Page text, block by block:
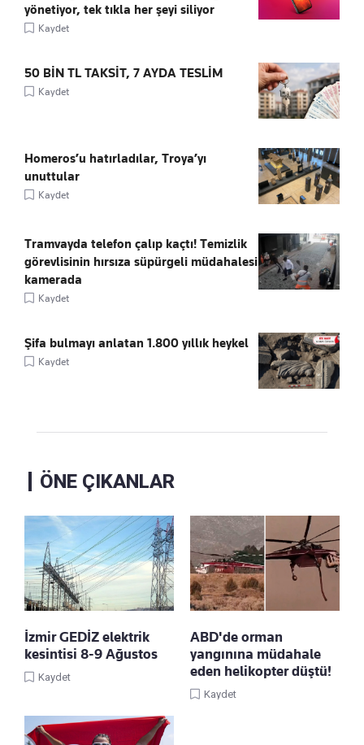
yönetiyor, tek tıkla her şeyi siliyor
Kaydet
50 BİN TL TAKSİT, 7 AYDA TESLİM
Kaydet
Homeros’u hatırladılar, Troya’yı
unuttular
Kaydet
Tramvayda telefon çalıp kaçtı! Temizlik
görevlisinin hırsıza süpürgeli müdahalesi
kamerada
Kaydet
Şifa bulmayı anlatan 1.800 yıllık heykel
Kaydet
ÖNE ÇIKANLAR
İzmir GEDİZ elektrik
kesintisi 8-9 Ağustos
Kaydet
ABD'de orman
yangınına müdahale
eden helikopter düştü!
Kaydet